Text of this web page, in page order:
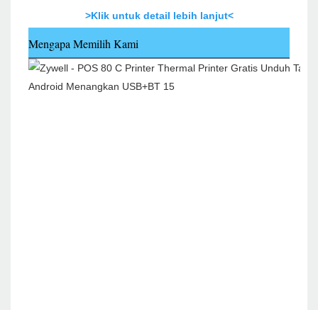
>Klik untuk detail lebih lanjut<
Mengapa Memilih Kami